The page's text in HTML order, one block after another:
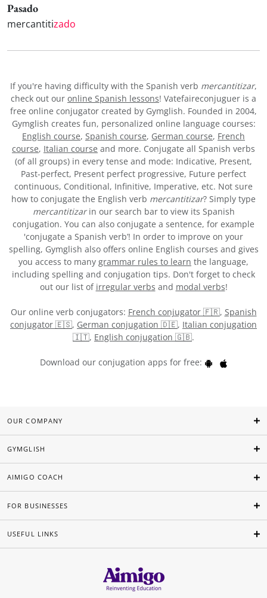
Pasado
mercantitizado
If you're having difficulty with the Spanish verb mercantitizar,
check out our online Spanish lessons! Vatefaireconjuguer is a
free online conjugator created by Gymglish. Founded in 2004,
Gymglish creates fun, personalized online language courses:
English course, Spanish course, German course, French
course, Italian course and more. Conjugate all Spanish verbs
(of all groups) in every tense and mode: Indicative, Present,
Past-perfect, Present perfect progressive, Future perfect
continuous, Conditional, Infinitive, Imperative, etc. Not sure
how to conjugate the English verb mercantitizar? Simply type
mercantitizarin our search bar to view its Spanish
conjugation. You can also conjugate a sentence, for example
'conjugate a Spanish verb’! In order to improve on your
spelling, Gymglish also offers online English courses and gives
you access to many grammar rules to learn the language,
including spelling and conjugation tips. Don't forget to check
out our list of irregular verbs and modal verbs!
Our online verb conjugators: French conjugator 🇫🇷, Spanish
conjugator 🇪🇸, German conjugation 🇩🇪, Italian conjugation
🇮🇹, English conjugation 🇬🇧.
Download our conjugation apps for free:
OUR COMPANY
GYMGLISH
AIMIGO COACH
FOR BUSINESSES
USEFUL LINKS